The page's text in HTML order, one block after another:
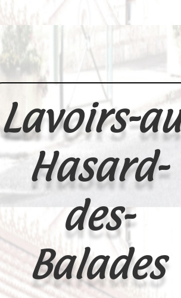
Lavoirs-
Hasard-
des-
Balades